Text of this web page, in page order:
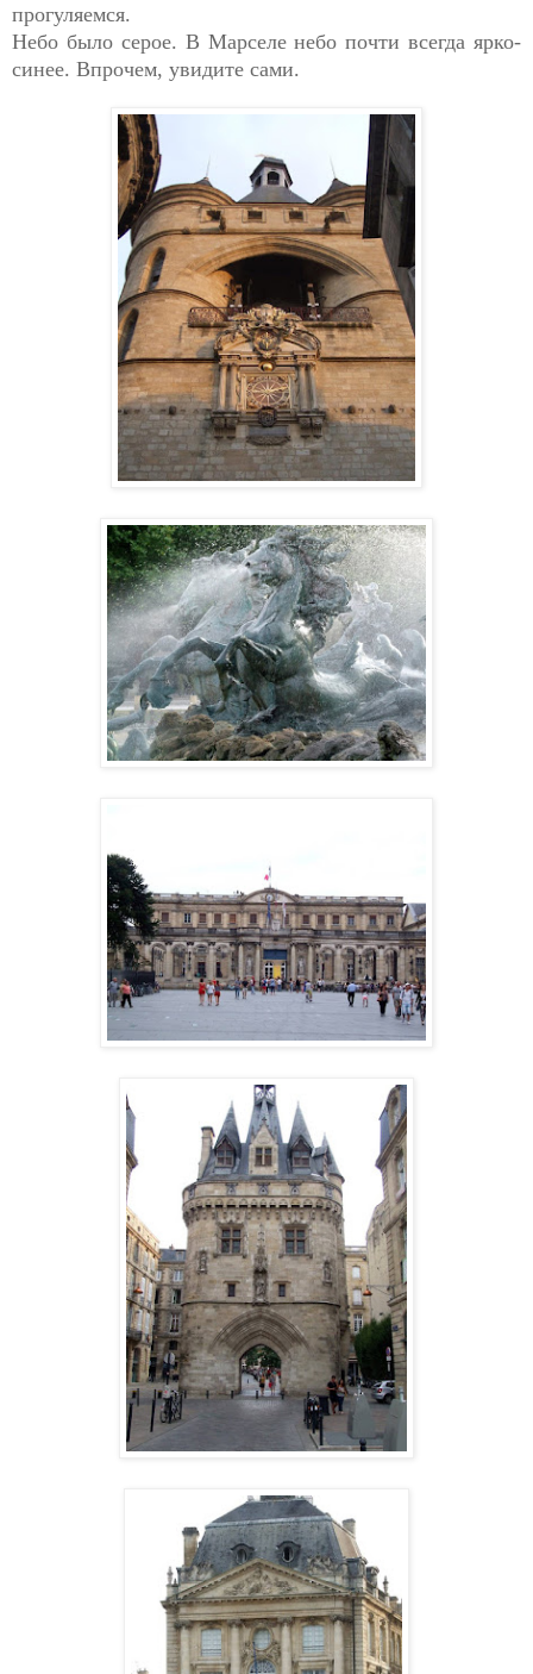
прогуляемся.
Небо было серое. В Марселе небо почти всегда ярко-
синее. Впрочем, увидите сами.